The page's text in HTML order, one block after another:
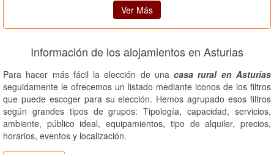
Ver Más
Información de los alojamientos en Asturias
Para hacer más fácil la elección de unacasa rural en Asturias
seguidamente le ofrecemos un listado mediante iconos de los filtros
que puede escoger para su elección. Hemos agrupado esos filtros
según grandes tipos de grupos: Tipología, capacidad, servicios,
ambiente, público ideal, equipamientos, tipo de alquiler, precios,
horarios, eventos y localización.